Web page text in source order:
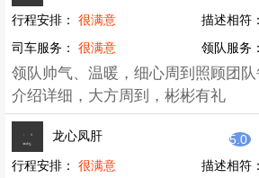
2、点击查看
已报名（最低12人成行）
退款保障：因组织方原因活动取消无条件
券/积分